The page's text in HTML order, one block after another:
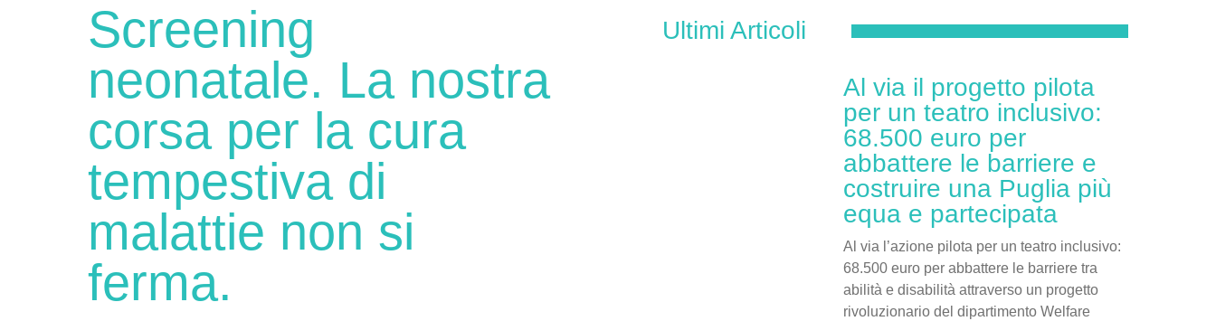
Screening
neonatale. La nostra
corsa per la cura
tempestiva di
malattie non si
ferma.
Ultimi Articoli
Al via il progetto pilota
per un teatro inclusivo:
68.500 euro per
abbattere le barriere e
costruire una Puglia più
equa e partecipata
Al via l’azione pilota per un teatro inclusivo:
68.500 euro per abbattere le barriere tra
abilità e disabilità attraverso un progetto
rivoluzionario del dipartimento Welfare